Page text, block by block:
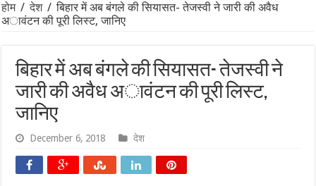
होम / देश / बिहार में अब बंगले की सियासत- तेजस्‍वी ने जारी की अवैध
अावंटन की पूरी लिस्‍ट, जानिए
बिहार में अब बंगले की सियासत- तेजस्‍वी ने
जारी की अवैध अावंटन की पूरी लिस्‍ट,
जानिए
December 6, 2018 देश